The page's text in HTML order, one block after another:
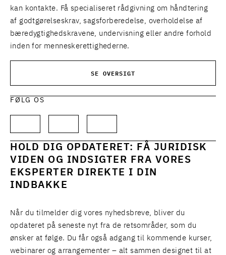
kan kontakte. Få specialiseret rådgivning om håndtering
af godtgørelseskrav, sagsforberedelse, overholdelse af
bæredygtighedskravene, undervisning eller andre forhold
inden for menneskerettighederne.
SE OVERSIGT
FØLG OS
HOLD DIG OPDATERET: FÅ JURIDISK
VIDEN OG INDSIGTER FRA VORES
EKSPERTER DIREKTE I DIN
INDBAKKE
Når du tilmelder dig vores nyhedsbreve, bliver du
opdateret på seneste nyt fra de retsområder, som du
ønsker at følge. Du får også adgang til kommende kurser,
webinarer og arrangementer – alt sammen designet til at